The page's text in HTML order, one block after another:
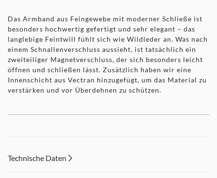
Das Armband aus Feingewebe mit moderner Schließe ist
besonders hochwertig gefertigt und sehr elegant – das
langlebige Feintwill fühlt sich wie Wildleder an. Was nach
einem Schnallenverschluss aussieht, ist tatsächlich ein
zweiteiliger Magnetverschluss, der sich besonders leicht
öffnen und schließen lässt. Zusätzlich haben wir eine
Innenschicht aus Vectran hinzugefügt, um das Material zu
verstärken und vor Überdehnen zu schützen.
Technische Daten